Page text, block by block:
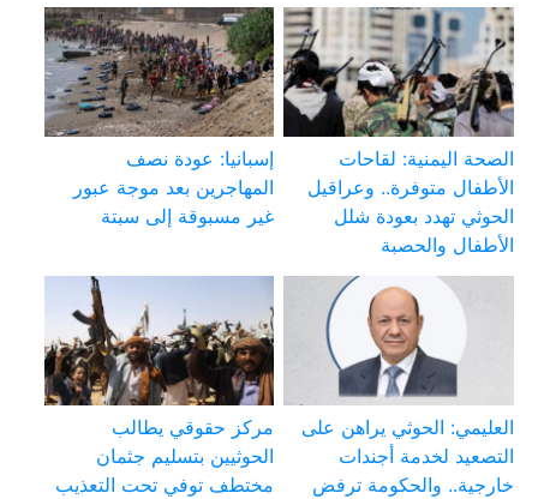
الصحة اليمنية: لقاحات
الأطفال متوفرة.. وعراقيل
الحوثي تهدد بعودة شلل
الأطفال والحصبة
إسبانيا: عودة نصف
المهاجرين بعد موجة عبور
غير مسبوقة إلى سبتة
العليمي: الحوثي يراهن على
التصعيد لخدمة أجندات
خارجية.. والحكومة ترفض
مركز حقوقي يطالب
الحوثيين بتسليم جثمان
مختطف توفي تحت التعذيب